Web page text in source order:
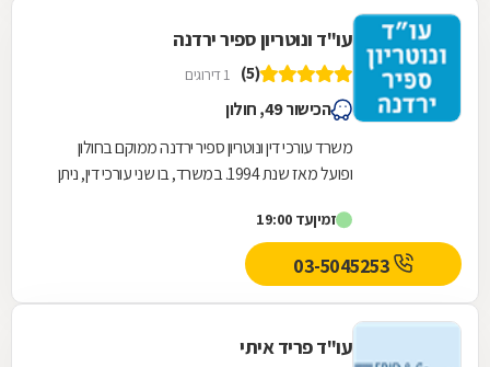
עו"ד ונוטריון ספיר ירדנה
(5) 1 דירוגים
הכישור 49, חולון
משרד עורכי דין ונוטריון ספיר ירדנה ממוקם בחולון
ופועל מאז שנת 1994. במשרד, בו שני עורכי דין, ניתן
זמיןעד 19:00
עו"ד פריד איתי